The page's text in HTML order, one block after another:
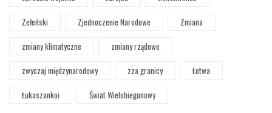
Zełeński
Zjednoczenie Narodowe
Zmiana
zmiany klimatyczne
zmiany rządowe
zwyczaj międzynarodowy
zza granicy
Łotwa
Łukaszankoi
Świat Wielobiegunowy